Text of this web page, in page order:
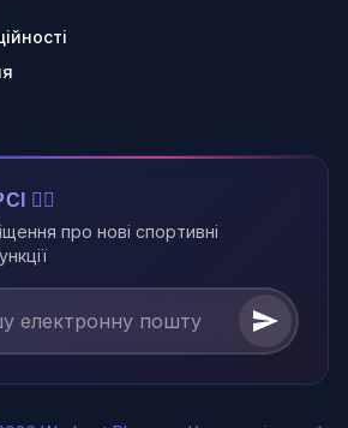
🏃‍♂️
про нові спортивні